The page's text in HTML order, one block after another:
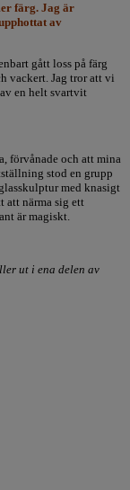
färg. Jag är
av
gått loss på färg
vackert. Jag tror att vi
en helt svartvit
förvånade och att mina
stod en grupp
med knasigt
att närma sig ett
är magiskt.
ut i ena delen av